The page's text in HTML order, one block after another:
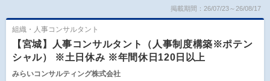
掲載期間：26/07/23～26/08/17
組織・人事コンサルタント
【宮城】人事コンサルタント（人事制度構築※ポテン
シャル） ※土日休み ※年間休日120日以上
みらいコンサルティング株式会社